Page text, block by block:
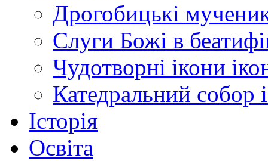
Дрогобицькі
Слуги Божі в
Чудотворні ікони
Катедральний собор
Історія
Освіта